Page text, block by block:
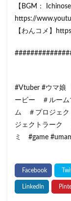
【BGM：
https://
【わんコメ】
#Vtuber #ウマ娘
ービー ＃ルーム
ム ＃プロジェク
ジェクトラーク
ミ #game